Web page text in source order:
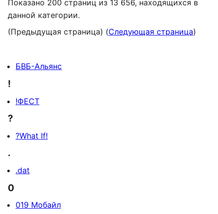
Показано 200 страниц из 13 656, находящихся в
данной категории.
(Предыдущая страница) (Следующая страница)
БВБ-Альянс
!
!ФЕСТ
?
?What If!
.
.dat
0
019 Мобайл